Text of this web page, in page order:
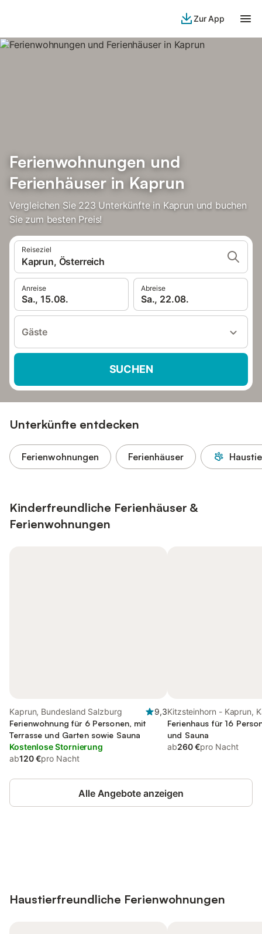
Zur App
Ferienwohnungen und
Ferienhäuser in Kaprun
Vergleichen Sie 223 Unterkünfte in Kaprun und buchen
Sie zum besten Preis!
Reiseziel
Kaprun, Österreich
Anreise
Sa., 15.08.
Abreise
Sa., 22.08.
Gäste
SUCHEN
Unterkünfte entdecken
Ferienwohnungen Ferienhäuser
Kinderfreundliche Ferienhäuser &
Ferienwohnungen
Kaprun, Bundesland Salzburg
9,3
Ferienwohnung für 6 Personen, mit
Terrasse und Garten sowie Sauna
Kostenlose Stornierung
ab120 €pro Nacht
Kitzsteinhorn - Kaprun,
Ferienhaus für 16
und Sauna
ab260 €pro Nacht
Alle Angebote anzeigen
Haustierfreundliche Ferienwohnungen